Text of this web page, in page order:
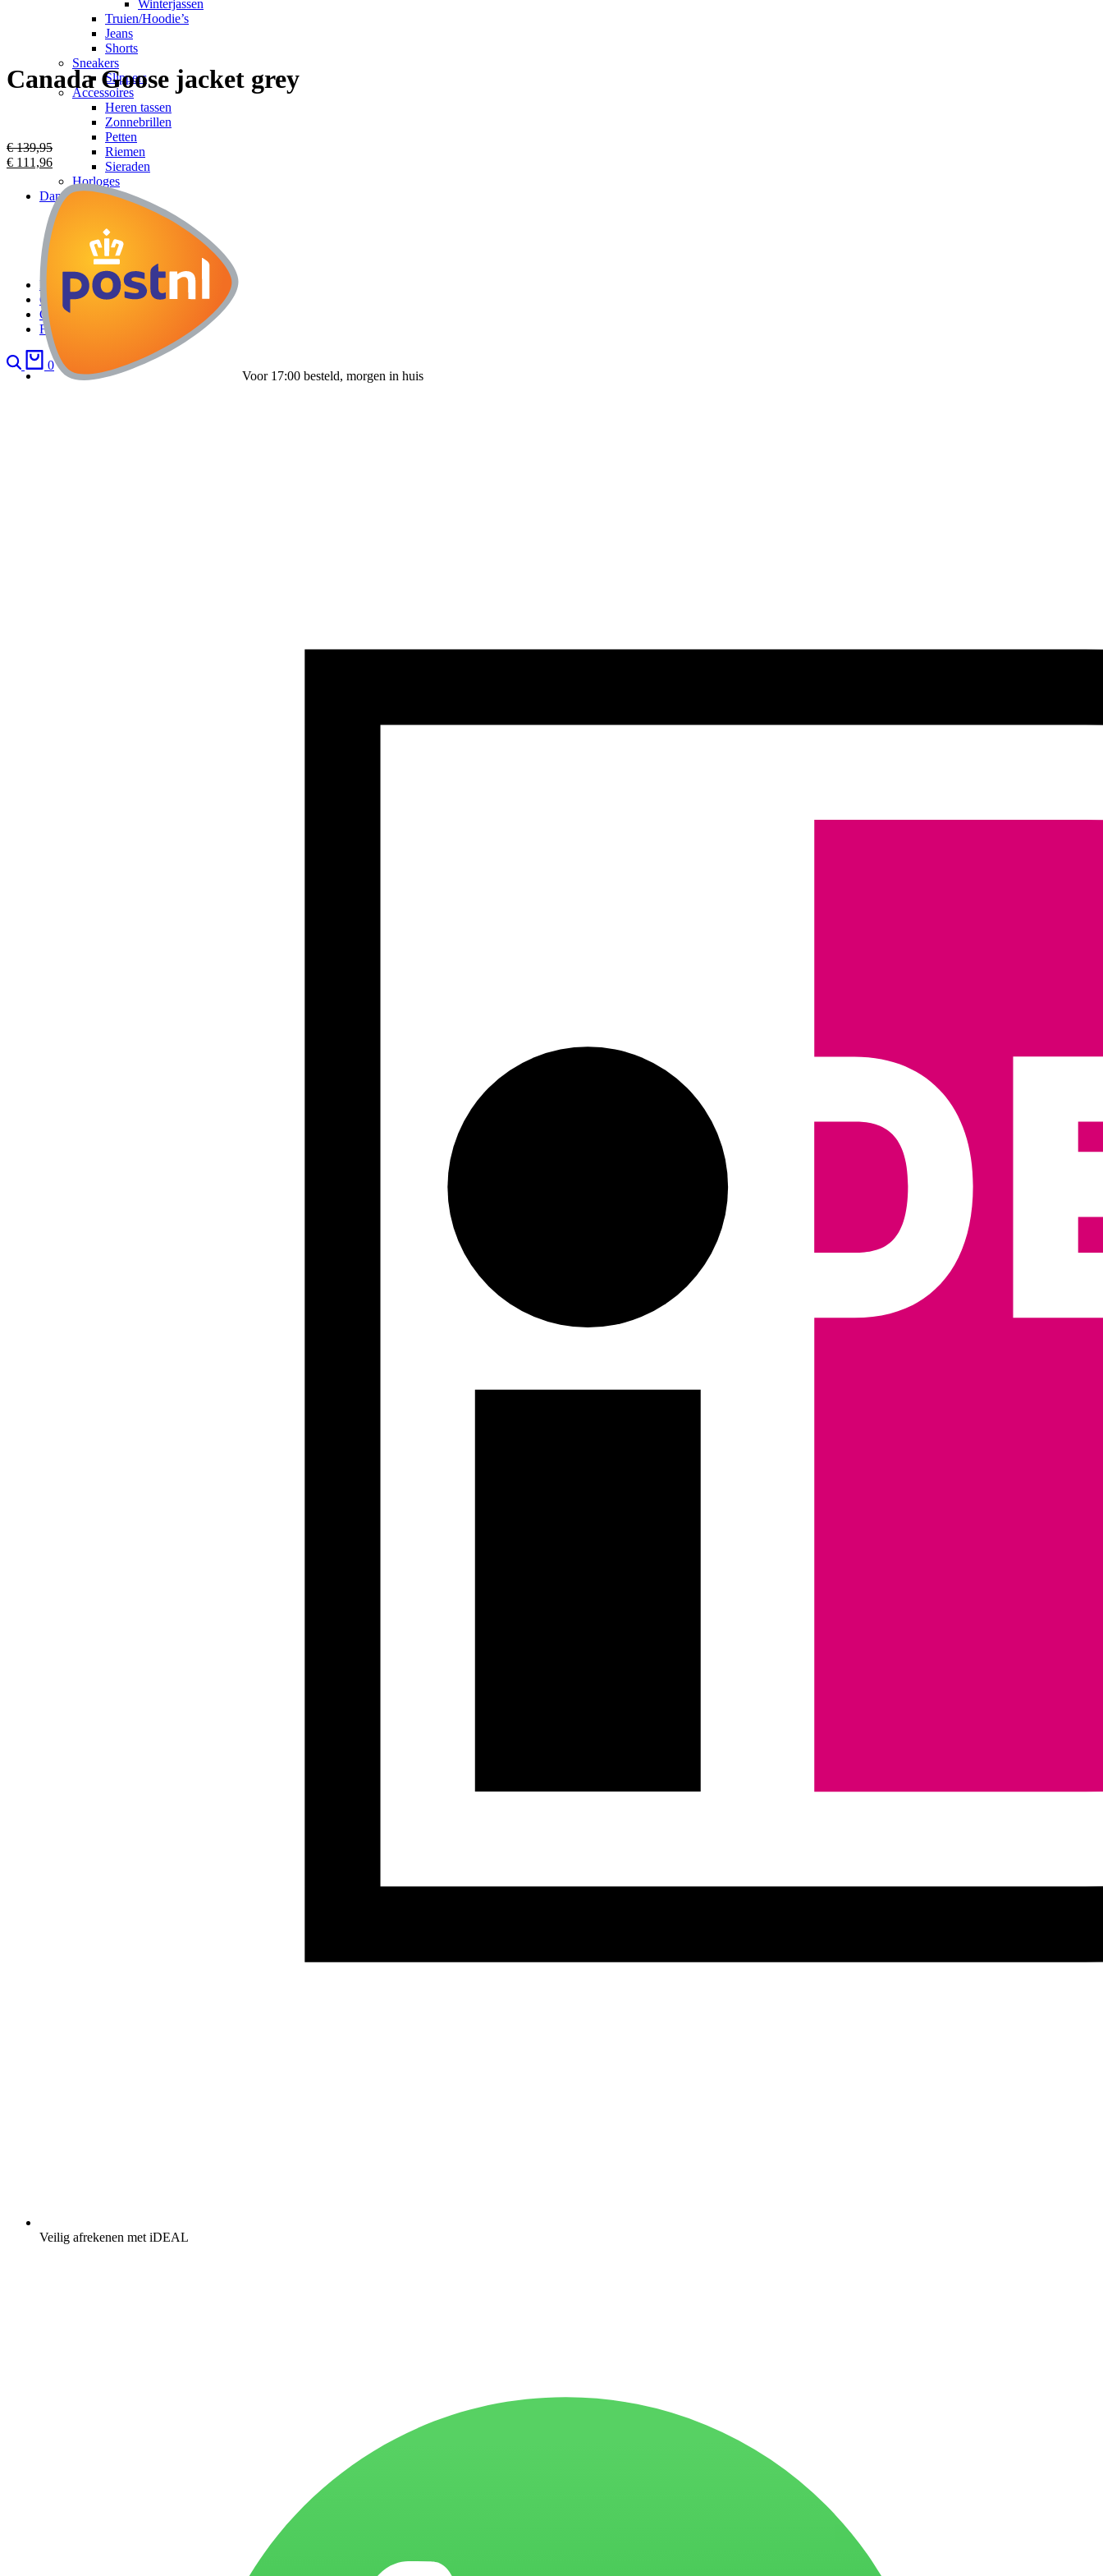
Winterjassen
Truien/Hoodie’s
Jeans
Shorts
Sneakers
Slippers
Accessoires
Heren tassen
Zonnebrillen
Petten
Riemen
Sieraden
Horloges
Dames
Dames tassen
Dames schoenen
Accessoires
Sieraden
Kids
Over ons
Contact
FAQ
0
Canada Goose jacket grey
€139,95
€ 111,96
Voor 17:00 besteld, morgen in huis
Veilig afrekenen met iDEAL